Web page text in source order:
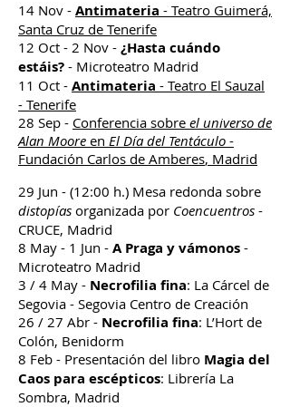
14 Nov - Antimateria - Teatro Guimerá,
Santa Cruz de Tenerife
12 Oct - 2 Nov - ¿Hasta cuándo
estáis? - Microteatro Madrid
11 Oct - Antimateria - Teatro El Sauzal
- Tenerife
28 Sep - Conferencia sobre el universo de
Alan Moore en El Día del Tentáculo -
Fundación Carlos de Amberes, Madrid
29 Jun - (12:00 h.) Mesa redonda sobre
distopías organizada por Coencuentros -
CRUCE, Madrid
8 May - 1 Jun - A Praga y vámonos -
Microteatro Madrid
3 / 4 May - Necrofilia fina: La Cárcel de
Segovia - Segovia Centro de Creación
26 / 27 Abr - Necrofilia fina: L’Hort de
Colón, Benidorm
8 Feb - Presentación del libro Magia del
Caos para escépticos: Librería La
Sombra, Madrid